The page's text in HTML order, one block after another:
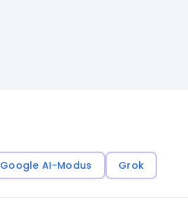
Google AI-Modus Grok